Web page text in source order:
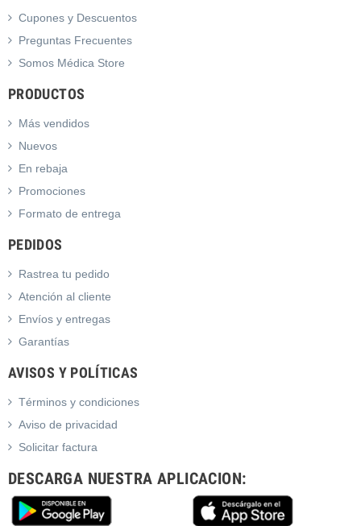
Cupones y Descuentos
Preguntas Frecuentes
Somos Médica Store
PRODUCTOS
Más vendidos
Nuevos
En rebaja
Promociones
Formato de entrega
PEDIDOS
Rastrea tu pedido
Atención al cliente
Envíos y entregas
Garantías
AVISOS Y POLÍTICAS
Términos y condiciones
Aviso de privacidad
Solicitar factura
DESCARGA NUESTRA APLICACION: